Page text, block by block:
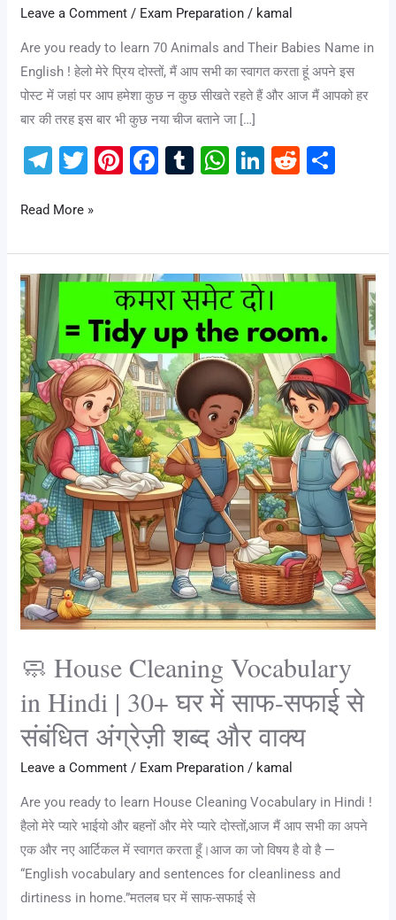
Leave a Comment / Exam Preparation / kamal
Are you ready to learn 70 Animals and Their Babies Name in
English ! हेलो मेरे प्रिय दोस्तों, मैं आप सभी का स्वागत करता हूं अपने इस
पोस्ट में जहां पर आप हमेशा कुछ न कुछ सीखते रहते हैं और आज मैं आपको हर
बार की तरह इस बार भी कुछ नया चीज बताने जा […]
T
e
gr
a
m
T
tt
er
Pi
e
st
F
e
b
o
o
k
T
bl
r
W
s
A
p
p
Li
e
dI
n
R
di
t
e
Read More »
🧼 House Cleaning Vocabulary
in Hindi | 30+ घर में साफ-सफाई से
संबंधित अंग्रेज़ी शब्द और वाक्य
Leave a Comment / Exam Preparation / kamal
Are you ready to learn House Cleaning Vocabulary in Hindi !
हैलो मेरे प्यारे भाईयो और बहनों और मेरे प्यारे दोस्तों,आज मैं आप सभी का अपने
एक और नए आर्टिकल में स्वागत करता हूँ।आज का जो विषय है वो है —
“English vocabulary and sentences for cleanliness and
dirtiness in home.”मतलब घर में साफ-सफाई से
🧼
House
Cleaning
Vocabulary
in
Hindi
|
30+
घर
में
साफ-
सफाई
से
संबंधित
अंग्रेज़ी
और